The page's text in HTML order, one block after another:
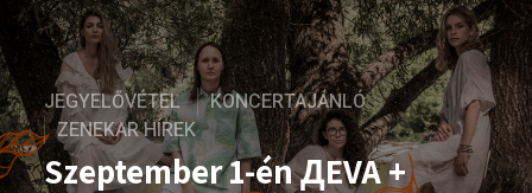
JEGYELŐVÉTEL
KONCERTAJÁNLÓ
ZENEKAR HÍREK
Szeptember 1-én ДEVA +